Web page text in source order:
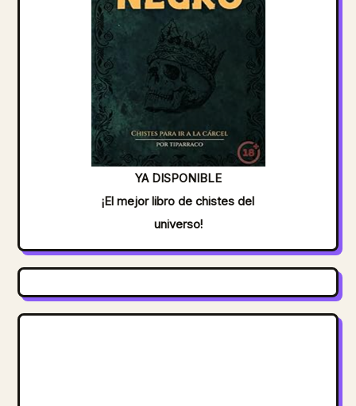
YA DISPONIBLE
¡El mejor libro de chistes del
universo!